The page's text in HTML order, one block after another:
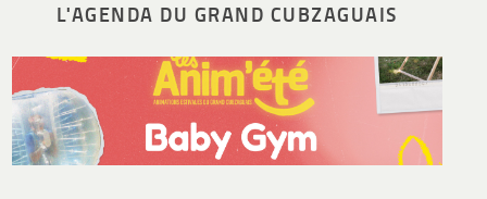
L'AGENDA DU GRAND CUBZAGUAIS